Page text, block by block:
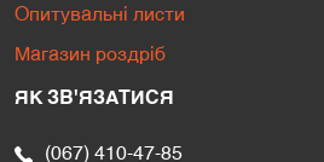
Опитувальні листи
Магазин роздріб
ЯК ЗВ'ЯЗАТИСЯ
(067) 410-47-85